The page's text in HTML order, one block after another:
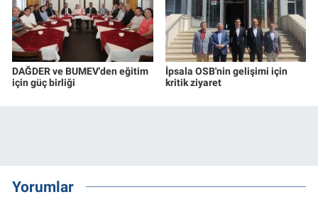
DAĞDER ve BUMEV'den eğitim
için güç birliği
İpsala OSB'nin gelişimi için
kritik ziyaret
Yorumlar